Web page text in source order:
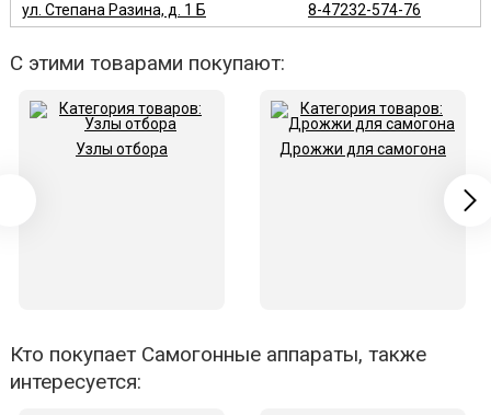
ул. Степана Разина, д. 1 Б 8-47232-574-76
С этими товарами покупают:
Узлы отбора Дрожжи для самогона
Кто покупает Самогонные аппараты, также
интересуется: